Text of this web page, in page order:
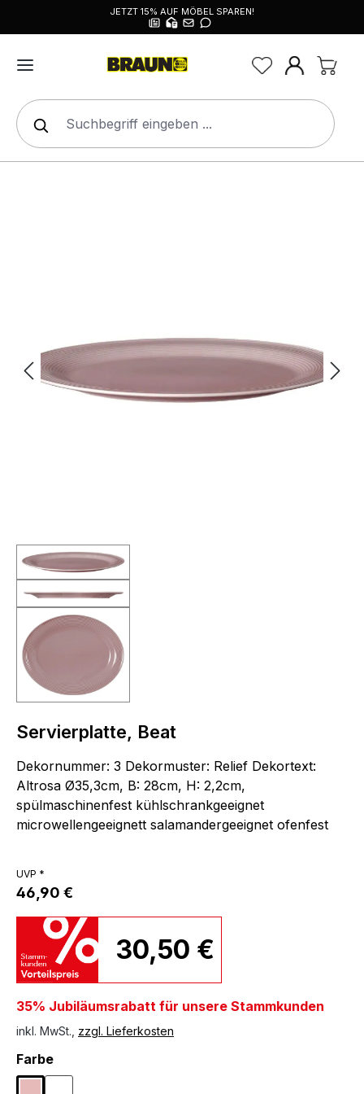
JETZT 15% AUF MÖBEL SPAREN!
Servierplatte, Beat
Dekornummer: 3 Dekormuster: Relief Dekortext:
Altrosa Ø35,3cm, B: 28cm, H: 2,2cm,
spülmaschinenfest kühlschrankgeeignet
microwellengeeignett salamandergeeignet ofenfest
UVP *
46,90 €
30,50 €
35% Jubiläumsrabatt für unsere Stammkunden
inkl. MwSt., zzgl. Lieferkosten
Farbeauswählen